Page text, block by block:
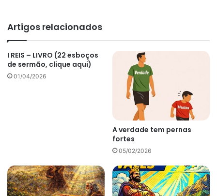
Artigos relacionados
I REIS – LIVRO (22 esboços
de sermão, clique aqui)
01/04/2026
A verdade tem pernas
fortes
05/02/2026